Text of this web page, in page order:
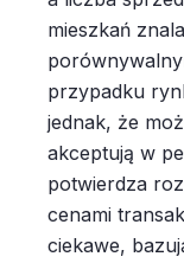
mieszkań
przypadku
jednak, że
akceptują w
potwierdza
cenami
ciekawe,